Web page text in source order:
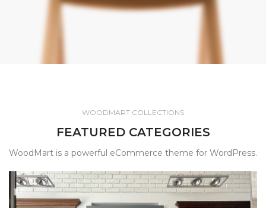
WOODMART COLLECTIONS
FEATURED CATEGORIES
WoodMart is a powerful eCommerce theme for WordPress.